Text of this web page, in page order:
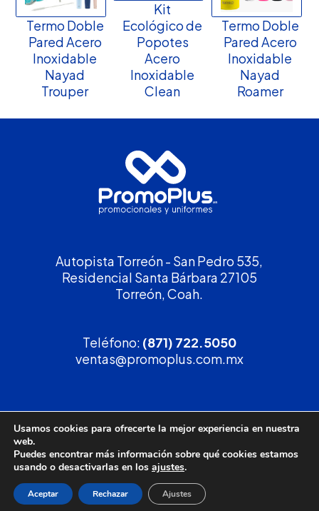
Termo Doble
Pared Acero
Inoxidable
Nayad
Trouper
Kit
Ecológico de
Popotes
Acero
Inoxidable
Clean
Termo Doble
Pared Acero
Inoxidable
Nayad
Roamer
Autopista Torreón - San Pedro 535,
Residencial Santa Bárbara 27105
Torreón, Coah.
Teléfono: (871) 722.5050
ventas@promoplus.com.mx
¡Solicita tucotización!
(800) 90 PROMO
Política de privacidad
Usamos cookies para ofrecerte la mejor experiencia en nuestra
web.
Puedes encontrar más información sobre qué cookies estamos
usando o desactivarlas en los ajustes.
Aceptar Rechazar Ajustes